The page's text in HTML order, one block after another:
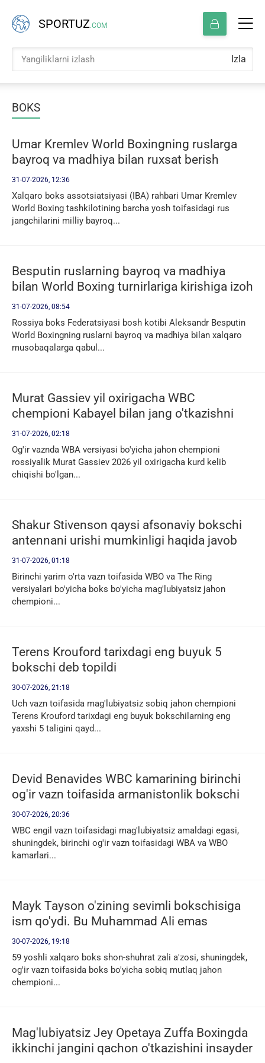
SPORTUZ.COM
Izla
BOKS
Umar Kremlev World Boxingning ruslarga
bayroq va madhiya bilan ruxsat berish
qaroriga munosabat bildirdi
31-07-2026, 12:36
Xalqaro boks assotsiatsiyasi (IBA) rahbari Umar Kremlev
World Boxing tashkilotining barcha yosh toifasidagi rus
jangchilarini milliy bayroq...
Besputin ruslarning bayroq va madhiya
bilan World Boxing turnirlariga kirishiga izoh
berdi
31-07-2026, 08:54
Rossiya boks Federatsiyasi bosh kotibi Aleksandr Besputin
World Boxingning ruslarni bayroq va madhiya bilan xalqaro
musobaqalarga qabul...
Murat Gassiev yil oxirigacha WBC
chempioni Kabayel bilan jang o'tkazishni
istisno qilmadi
31-07-2026, 02:18
Og'ir vaznda WBA versiyasi bo'yicha jahon chempioni
rossiyalik Murat Gassiev 2026 yil oxirigacha kurd kelib
chiqishi bo'lgan...
Shakur Stivenson qaysi afsonaviy bokschi
antennani urishi mumkinligi haqida javob
berdi
31-07-2026, 01:18
Birinchi yarim o'rta vazn toifasida WBO va The Ring
versiyalari bo'yicha boks bo'yicha mag'lubiyatsiz jahon
chempioni...
Terens Krouford tarixdagi eng buyuk 5
bokschi deb topildi
30-07-2026, 21:18
Uch vazn toifasida mag'lubiyatsiz sobiq jahon chempioni
Terens Krouford tarixdagi eng buyuk bokschilarning eng
yaxshi 5 taligini qayd...
Devid Benavides WBC kamarining birinchi
og'ir vazn toifasida armanistonlik bokschi
bilan jang qilishi mumkin
30-07-2026, 20:36
WBC engil vazn toifasidagi mag'lubiyatsiz amaldagi egasi,
shuningdek, birinchi og'ir vazn toifasidagi WBA va WBO
kamarlari...
Mayk Tayson o'zining sevimli bokschisiga
ism qo'ydi. Bu Muhammad Ali emas
30-07-2026, 19:18
59 yoshli xalqaro boks shon-shuhrat zali a'zosi, shuningdek,
og'ir vazn toifasida boks bo'yicha sobiq mutlaq jahon
chempioni...
Mag'lubiyatsiz Jey Opetaya Zuffa Boxingda
ikkinchi jangini qachon o'tkazishini insayder